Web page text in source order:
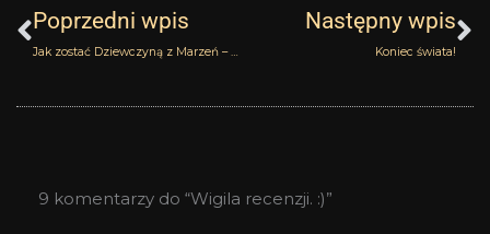
Poprzedni wpis
Jak zostać Dziewczyną z Marzeń – Bendelirious Etat Libre d’Orange
Następny wpis
Koniec świata!
9 komentarzy do “Wigila recenzji. :)”